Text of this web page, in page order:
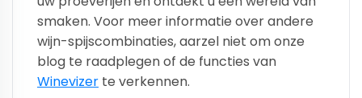
smaken. Voor meer informatie over andere
wijn-spijscombinaties, aarzel niet om onze
blog te raadplegen of de functies van
Winevizer te verkennen.